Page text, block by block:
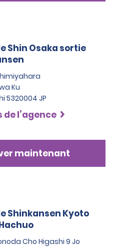
Shin Osaka sortie
Ku
5320004 JP
de l’agence
maintenant
Shinkansen Kyoto
Cho Higashi 9 Jo